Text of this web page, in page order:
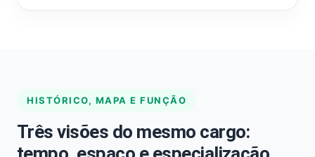
HISTÓRICO, MAPA E FUNÇÃO
Três visões do mesmo cargo: